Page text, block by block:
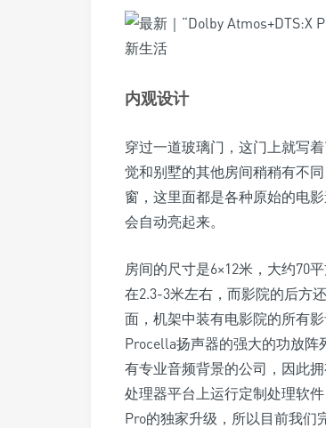
内观设计
穿过一道玻璃门，这门上就写
觉和别墅的其他房间稍稍有不
窗，这里面都是各种原始的电
会自动亮起来。
房间的尺寸是6×12米，大约70
在2.3-3米左右，而影院的后方
面，机架中装有电影院的所有
Procella扬声器的强大的功放
有专业音频背景的公司，因此
处理器平台上运行定制处理软
Pro的独家升级，所以目前我们